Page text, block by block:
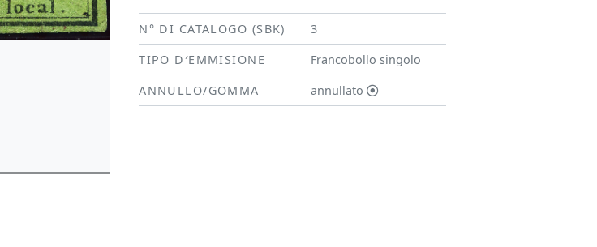
N° DI CATALOGO (SBK)
3
TIPO D′EMMISIONE
Francobollo singolo
ANNULLO/GOMMA
annullato